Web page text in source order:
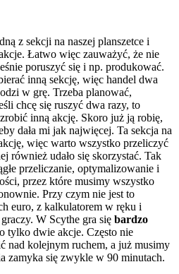
z sekcji na naszej planszetce i
Łatwo więc zauważyć, że nie
poruszyć się i np. produkować.
inną sekcję, więc handel dwa
w grę. Trzeba planować,
chcę się ruszyć dwa razy, to
inną akcję. Skoro już ją robię,
dała mi jak najwięcej. Ta sekcja na
więc warto wszystko przeliczyć
również udało się skorzystać. Tak
przeliczanie, optymalizowanie i
przez które musimy wszystko
Przy czym nie jest to
euro, z kalkulatorem w ręku i
W Scythe gra się bardzo
tylko dwie akcje. Często nie
nad kolejnym ruchem, a już musimy
zamyka się zwykle w 90 minutach.